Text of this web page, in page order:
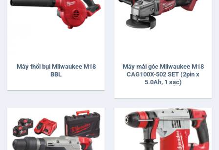
Máy thổi bụi Milwaukee M18
BBL
Máy mài góc Milwaukee M18
CAG100X-502 SET (2pin x
5.0Ah, 1 sạc)